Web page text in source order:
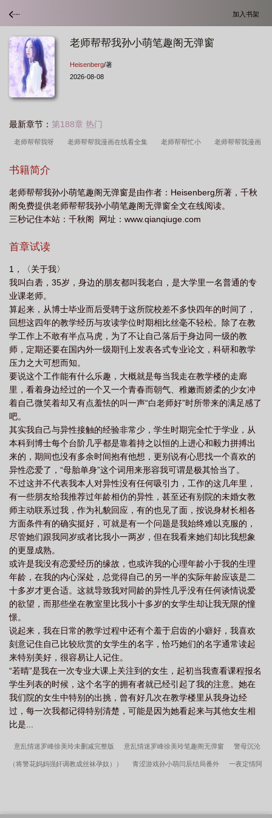
加入书架
老师帮帮我孙小萌笔趣阁无弹窗
Heisenberg/著
2026-08-08
最新章节： 第188章 热门
老师帮帮我呀 老师帮帮我漫画在线看全集 老师帮帮忙小 老师帮帮我漫画
书籍简介
老师帮帮我孙小萌笔趣阁无弹窗是由作者：Heisenberg所著，千秋
阁免费提供老师帮帮我孙小萌笔趣阁无弹窗全文在线阅读。
三秒记住本站：千秋阁 网址：www.qianqiuge.com
首章试读
1，〈关于我〉
我叫白砉，35岁，身边的朋友都叫我老白，是大学里一名普通的专
业课老师。
算起来，从博士毕业而后受聘于这所院校差不多快四年的时间了，
回想这四年的教学经历与攻读学位时期相比丝毫不轻松。除了在教
学工作上不敢有半点马虎，为了不让自己落后于身边同一级的教
师，定期还要在国内外一级期刊上发表各式专业论文，科研和教学
压力之大可想而知。
要说这个工作能有什么乐趣，大概就是每当我走在教学楼的走廊
里，看着身边经过的一个又一个青春而朝气、稚嫩而娇柔的少女冲
着自己微笑着却又有点羞怯的叫一声“白老师好”时所带来的满足感了
吧。
其实我自己与异性接触的经验非常少，学生时期完全忙于学业，从
本科到博士每个台阶几乎都是靠着持之以恒的上进心和毅力拼搏出
来的，期间也没有多余时间抱有他想，更别说有心思找一个喜欢的
异性恋爱了，“母胎单身”这个词用来形容我可谓是极其恰当了。
不过这并不代表我本人对异性没有任何吸引力，工作的这几年里，
有一些朋友给我推荐过年龄相仿的异性，甚至还有别院的未婚女教
师主动联系过我，作为礼貌回应，有的也见了面，按说身材长相各
方面条件有的确实挺好，可就是有一个问题是我始终难以克服的，
尽管她们跟我同岁或者比我小一两岁，但在我看来她们却比我想象
的更显成熟。
或许是我没有恋爱经历的缘故，也或许我的心理年龄小于我的生理
年龄，在我的内心深处，总觉得自己的另一半的实际年龄应该是二
十多岁才更合适。这就导致我对同龄的异性几乎没有任何谈情说爱
的欲望，而那些坐在教室里比我小十多岁的女学生却让我无限的憧
憬。
说起来，我在日常的教学过程中还有个羞于启齿的小癖好，我喜欢
刻意记住自己比较欣赏的女学生的名字，恰巧她们的名字通常读起
来特别美好，很容易让人记住。
“若晴”是我在一次专业大课上关注到的女生，起初当我查看课程报名
学生列表的时候，这个名字的拥有者就已经引起了我的注意。她在
我们院的女生中特别的出挑，曾有好几次在教学楼里从我身边经
过，每一次我都记得特别清楚，可能是因为她看起来与其他女生相
比是...
意乱情迷罗峰徐美玲未删减完整版 意乱情迷罗峰徐美玲笔趣阁无弹窗 警母沉沦
（将警花妈妈强奸调教成丝袜孕奴）） 青涩游戏孙小萌闫辰结局番外 一夜定情阿